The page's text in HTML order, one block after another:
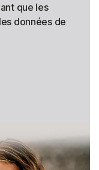
que les
données de